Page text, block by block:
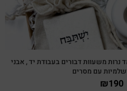
משעוות דבורים בעבודת יד , אבני
עם מסרים
₪190